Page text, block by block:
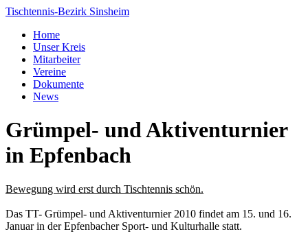
Tischtennis-Bezirk Sinsheim
Home
Unser Kreis
Mitarbeiter
Vereine
Dokumente
News
Grümpel- und Aktiventurnier
in Epfenbach
Bewegung wird erst durch Tischtennis schön.
Das TT- Grümpel- und Aktiventurnier 2010 findet am 15. und 16.
Januar in der Epfenbacher Sport- und Kulturhalle statt.